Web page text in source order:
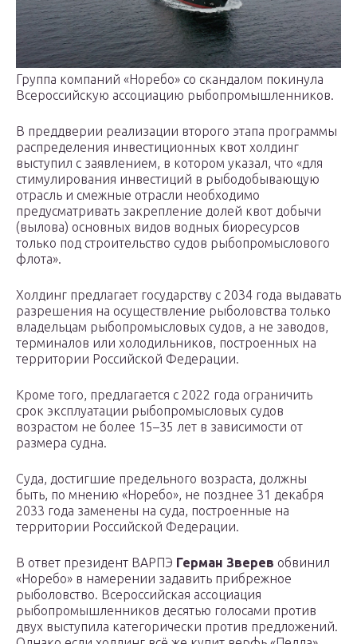
Группа компаний «Норебо» со скандалом покинула
Всероссийскую ассоциацию рыбопромышленников.
В преддверии реализации второго этапа программы
распределения инвестиционных квот холдинг
выступил с заявлением, в котором указал, что «для
стимулирования инвестиций в рыбодобывающую
отрасль и смежные отрасли необходимо
предусматривать закрепление долей квот добычи
(вылова) основных видов водных биоресурсов
только под строительство судов рыбопромыслового
флота».
Холдинг предлагает государству с 2034 года выдавать
разрешения на осуществление рыболовства только
владельцам рыбопромысловых судов, а не заводов,
терминалов или холодильников, построенных на
территории Российской Федерации.
Кроме того, предлагается с 2022 года ограничить
срок эксплуатации рыбопромысловых судов
возрастом не более 15–35 лет в зависимости от
размера судна.
Суда, достигшие предельного возраста, должны
быть, по мнению «Норебо», не позднее 31 декабря
2033 года заменены на суда, построенные на
территории Российской Федерации.
В ответ президент ВАРПЭ Герман Зверев обвинил
«Норебо» в намерении задавить прибрежное
рыболовство. Всероссийская ассоциация
рыбопромышленников десятью голосами против
двух выступила категорически против предложений.